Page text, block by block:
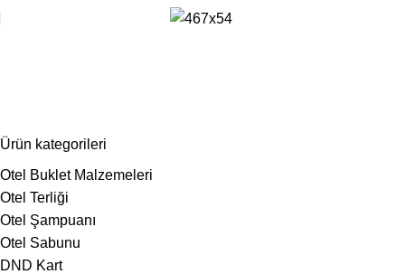
Ürün kategorileri
Otel Buklet Malzemeleri
Otel Terliği
Otel Şampuanı
Otel Sabunu
DND Kart